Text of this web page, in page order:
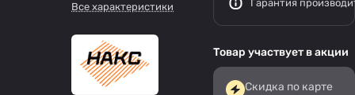
Все характеристики
Гарантия
Товар участвует в акции
Скидка по карте